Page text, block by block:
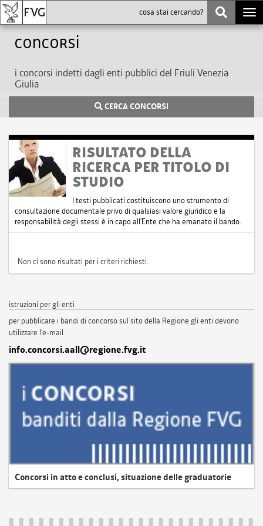
Concorsi
i concorsi indetti dagli enti pubblici del Friuli Venezia
Giulia
CERCA CONCORSI
RISULTATO DELLA
RICERCA PER TITOLO DI
STUDIO
I testi pubblicati costituiscono uno strumento di
consultazione documentale privo di qualsiasi valore giuridico e la
responsabilità degli stessi è in capo all'Ente che ha emanato il bando.
Non ci sono risultati per i criteri richiesti.
istruzioni per gli enti
per pubblicare i bandi di concorso sul sito della Regione gli enti devono
utilizzare l'e-mail
info.concorsi.aall@regione.fvg.it
Concorsi in atto e conclusi, situazione delle graduatorie